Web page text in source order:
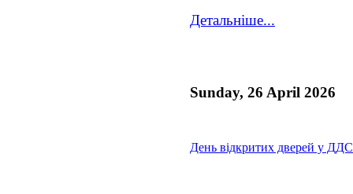
Детальніше...
Sunday, 26 April 2026
День відкритих дверей у ДДС